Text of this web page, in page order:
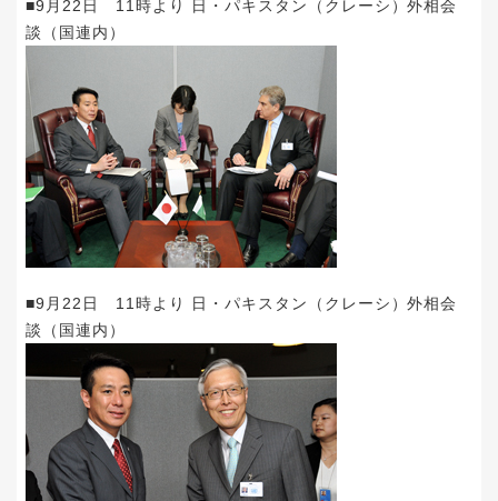
■9月22日 11時より 日・パキスタン（クレーシ）外相会
談（国連内）
■9月22日 11時より 日・パキスタン（クレーシ）外相会
談（国連内）